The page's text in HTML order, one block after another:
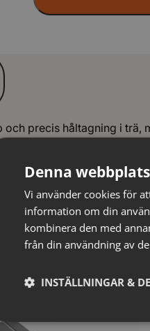
och precis håltagning i trä,
Denna
Vi använder cookies för
information om din
kombinera den med
från din användning av
INSTÄLLNINGAR &